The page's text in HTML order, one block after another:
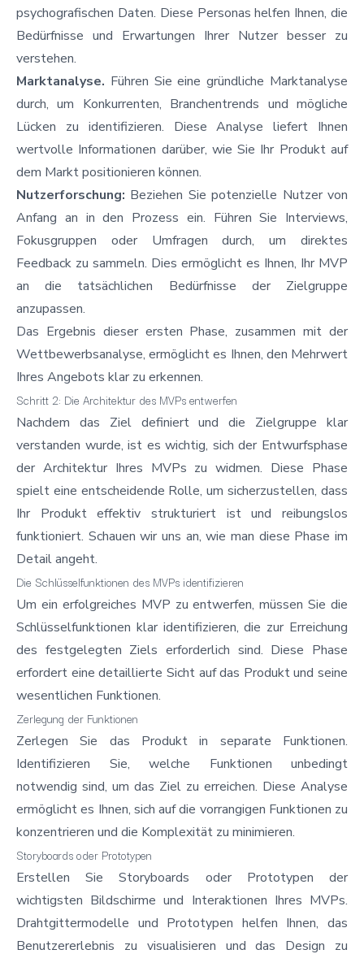
psychografischen Daten. Diese Personas helfen Ihnen, die
Bedürfnisse und Erwartungen Ihrer Nutzer besser zu
verstehen.
Marktanalyse. Führen Sie eine gründliche Marktanalyse
durch, um Konkurrenten, Branchentrends und mögliche
Lücken zu identifizieren. Diese Analyse liefert Ihnen
wertvolle Informationen darüber, wie Sie Ihr Produkt auf
dem Markt positionieren können.
Nutzerforschung: Beziehen Sie potenzielle Nutzer von
Anfang an in den Prozess ein. Führen Sie Interviews,
Fokusgruppen oder Umfragen durch, um direktes
Feedback zu sammeln. Dies ermöglicht es Ihnen, Ihr MVP
an die tatsächlichen Bedürfnisse der Zielgruppe
anzupassen.
Das Ergebnis dieser ersten Phase, zusammen mit der
Wettbewerbsanalyse, ermöglicht es Ihnen, den Mehrwert
Ihres Angebots klar zu erkennen.
Schritt 2: Die Architektur des MVPs entwerfen
Nachdem das Ziel definiert und die Zielgruppe klar
verstanden wurde, ist es wichtig, sich der Entwurfsphase
der Architektur Ihres MVPs zu widmen. Diese Phase
spielt eine entscheidende Rolle, um sicherzustellen, dass
Ihr Produkt effektiv strukturiert ist und reibungslos
funktioniert. Schauen wir uns an, wie man diese Phase im
Detail angeht.
Die Schlüsselfunktionen des MVPs identifizieren
Um ein erfolgreiches MVP zu entwerfen, müssen Sie die
Schlüsselfunktionen klar identifizieren, die zur Erreichung
des festgelegten Ziels erforderlich sind. Diese Phase
erfordert eine detaillierte Sicht auf das Produkt und seine
wesentlichen Funktionen.
Zerlegung der Funktionen
Zerlegen Sie das Produkt in separate Funktionen.
Identifizieren Sie, welche Funktionen unbedingt
notwendig sind, um das Ziel zu erreichen. Diese Analyse
ermöglicht es Ihnen, sich auf die vorrangigen Funktionen zu
konzentrieren und die Komplexität zu minimieren.
Storyboards oder Prototypen
Erstellen Sie Storyboards oder Prototypen der
wichtigsten Bildschirme und Interaktionen Ihres MVPs.
Drahtgittermodelle und Prototypen helfen Ihnen, das
Benutzererlebnis zu visualisieren und das Design zu